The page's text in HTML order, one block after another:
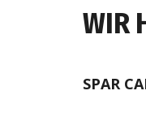
WIR
SPAR